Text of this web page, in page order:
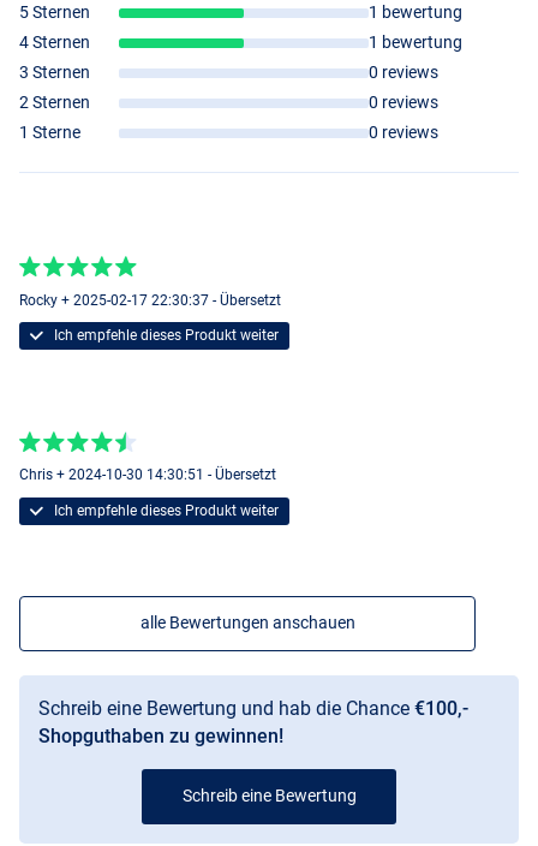
5 Sternen
1 bewertung
4 Sternen
1 bewertung
3 Sternen
0 reviews
2 Sternen
0 reviews
1 Sterne
0 reviews
Rocky + 2025-02-17 22:30:37 - Übersetzt
Ich empfehle dieses Produkt weiter
Chris + 2024-10-30 14:30:51 - Übersetzt
Ich empfehle dieses Produkt weiter
alle Bewertungen anschauen
Schreib eine Bewertung und hab die Chance €100,-
Shopguthaben zu gewinnen!
Schreib eine Bewertung